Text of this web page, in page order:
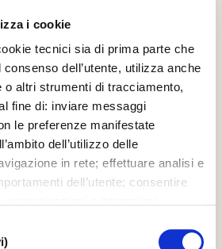
i cookie
tecnici sia di prima parte che
dell’utente, utilizza anche
o altri strumenti di tracciamento,
fine di: inviare messaggi
le preferenze manifestate
dell’utilizzo delle
in rete; effettuare analisi e
dell’utente; consentire
all’uso di tutti i cookie non
sipario
27.03.2006